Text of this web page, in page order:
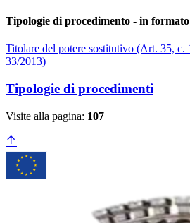
Tipologie di procedimento - in
Titolare del potere sostitutivo (Art. 35, c.
33/2013)
Tipologie di procedimenti
Visite alla pagina: 107